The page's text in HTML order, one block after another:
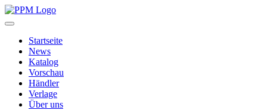
Startseite
News
Katalog
Vorschau
Händler
Verlage
Über uns